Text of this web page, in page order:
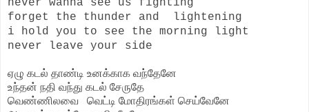
never wanna see us fighting
forget the thunder and lightening
i hold you to see the morning light
never leave your side
ஏழு கடல் தாண்டி உனக்காக வந்தேனே
உந்தன் நதி வந்து கடல் சேருதே
வெண்ணிலவை வெட்டி மோதிரங்கள் செய்வேனே